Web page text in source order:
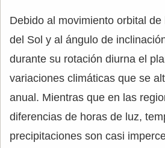
Debido al movimiento orbital
del Sol y al ángulo de
durante su rotación diurna el
variaciones climáticas que se
anual. Mientras que en las
diferencias de horas de luz,
precipitaciones son casi